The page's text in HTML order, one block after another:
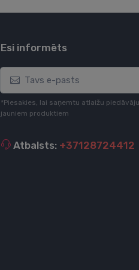
Esi informēts
*Piesakies, lai saņemtu atlaižu
jauniem produktiem
Atbalsts: +37128724412